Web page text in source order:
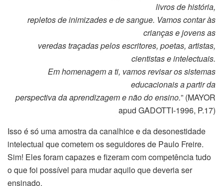
livros de história,
repletos de inimizades e de sangue. Vamos contar às
crianças e jovens as
veredas traçadas pelos escritores, poetas, artistas,
cientistas e intelectuais.
Em homenagem a ti, vamos revisar os sistemas
educacionais a partir da
perspectiva da aprendizagem e não do ensino.” (MAYOR
apud GADOTTI-1996, P.17)
Isso é só uma amostra da canalhice e da desonestidade
intelectual que cometem os seguidores de Paulo Freire.
Sim! Eles foram capazes e fizeram com competência tudo
o que foi possível para mudar aquilo que deveria ser
ensinado.